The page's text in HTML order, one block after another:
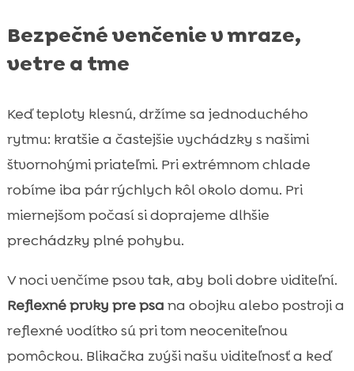
Bezpečné venčenie v mraze,
vetre a tme
Keď teploty klesnú, držíme sa jednoduchého
rytmu: kratšie a častejšie vychádzky s našimi
štvornohými priateľmi. Pri extrémnom chlade
robíme iba pár rýchlych kôl okolo domu. Pri
miernejšom počasí si doprajeme dlhšie
prechádzky plné pohybu.
V noci venčíme psov tak, aby boli dobre viditeľní.
Reflexné prvky pre psa na obojku alebo postroji a
reflexné vodítko sú pri tom neoceniteľnou
pomôckou. Blikačka zvýši našu viditeľnosť a keď